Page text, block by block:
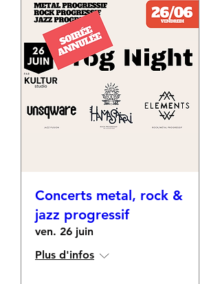
Concerts metal, rock &
jazz progressif
ven. 26 juin
Plus d'infos